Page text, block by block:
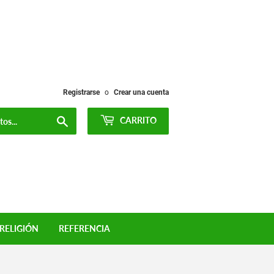
Registrarse o Crear una cuenta
CARRITO
RELIGIÓN REFERENCIA